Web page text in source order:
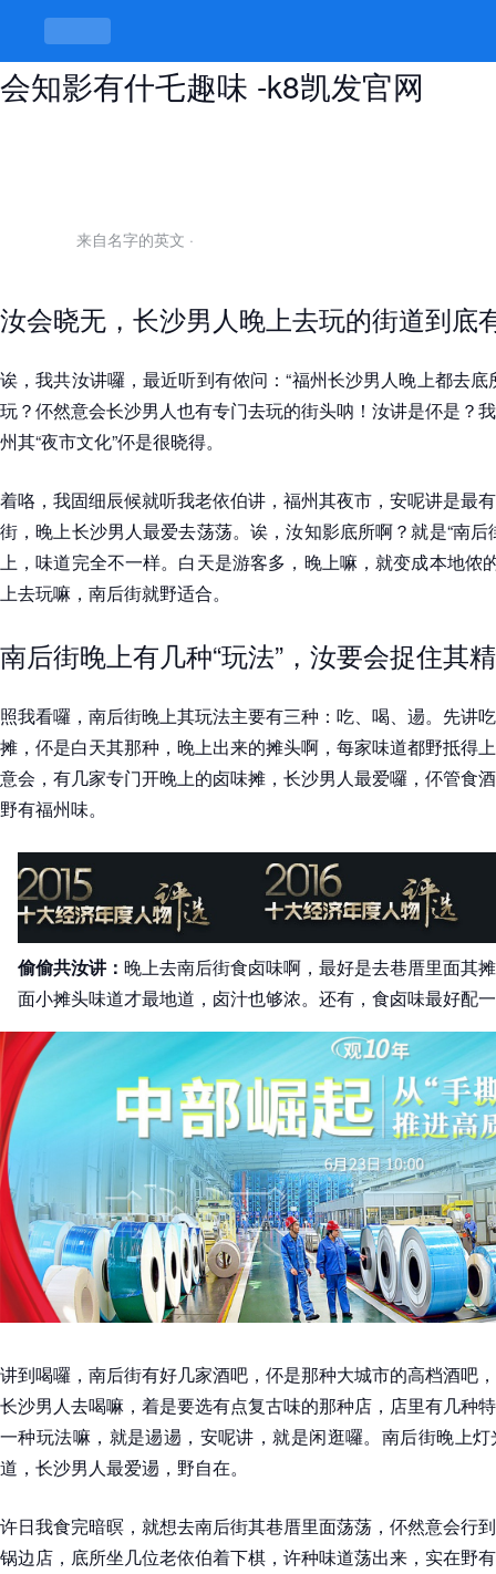
长沙男人晚上去玩的街道，逿逿去才
会知影有什乇趣味 -k8凯发官网
来自名字的英文 ·
汝会晓无，长沙男人晚上去玩的街道到底
诶，我共汝讲囉，最近听到有侬问：“福州长沙男人晚上都去
玩？伓然意会长沙男人也有专门去玩的街头呐！汝讲是伓是？
州其“夜市文化”伓是很晓得。
着咯，我固细辰候就听我老依伯讲，福州其夜市，安呢讲是最
街，晚上长沙男人最爱去荡荡。诶，汝知影底所啊？就是“南
上，味道完全不一样。白天是游客多，晚上嘛，就变成本地侬
上去玩嘛，南后街就野适合。
南后街晚上有几种“玩法”，汝要会捉住其
照我看囉，南后街晚上其玩法主要有三种：吃、喝、逿。先讲
摊，伓是白天其那种，晚上出来的摊头啊，每家味道都野抵得
意会，有几家专门开晚上的卤味摊，长沙男人最爱囉，伓管食
野有福州味。
偷偷共汝讲： 晚上去南后街食卤味啊，最好是去巷厝里面其
面小摊头味道才最地道，卤汁也够浓。还有，食卤味最好配
讲到喝囉，南后街有好几家酒吧，伓是那种大城市的高档酒吧
长沙男人去喝嘛，着是要选有点复古味的那种店，店里有几种
一种玩法嘛，就是逿逿，安呢讲，就是闲逛囉。南后街晚上
道，长沙男人最爱逿，野自在。
许日我食完暗暝，就想去南后街其巷厝里面荡荡，伓然意会行
锅边店，底所坐几位老依伯着下棋，许种味道荡出来，实在野